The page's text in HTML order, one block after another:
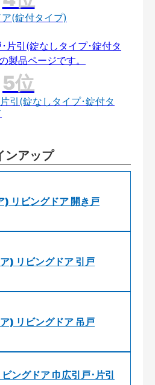
(錠付タイプ)
引(錠なしタイプ･錠付タ
ンアップ
リビングドア 開き戸
) リビングドア 引戸
) リビングドア 吊戸
ングドア 巾広引戸･片引